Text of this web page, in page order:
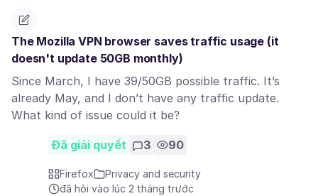
The Mozilla VPN browser saves traffic usage (it
doesn't update 50GB monthly)
Since March, I have 39/50GB possible traffic. It’s
already May, and I don’t have any traffic update.
What kind of issue could it be?
Đã giải quyết 3 90
Firefox
Privacy and security
đã hỏi vào lúc 2 tháng trước